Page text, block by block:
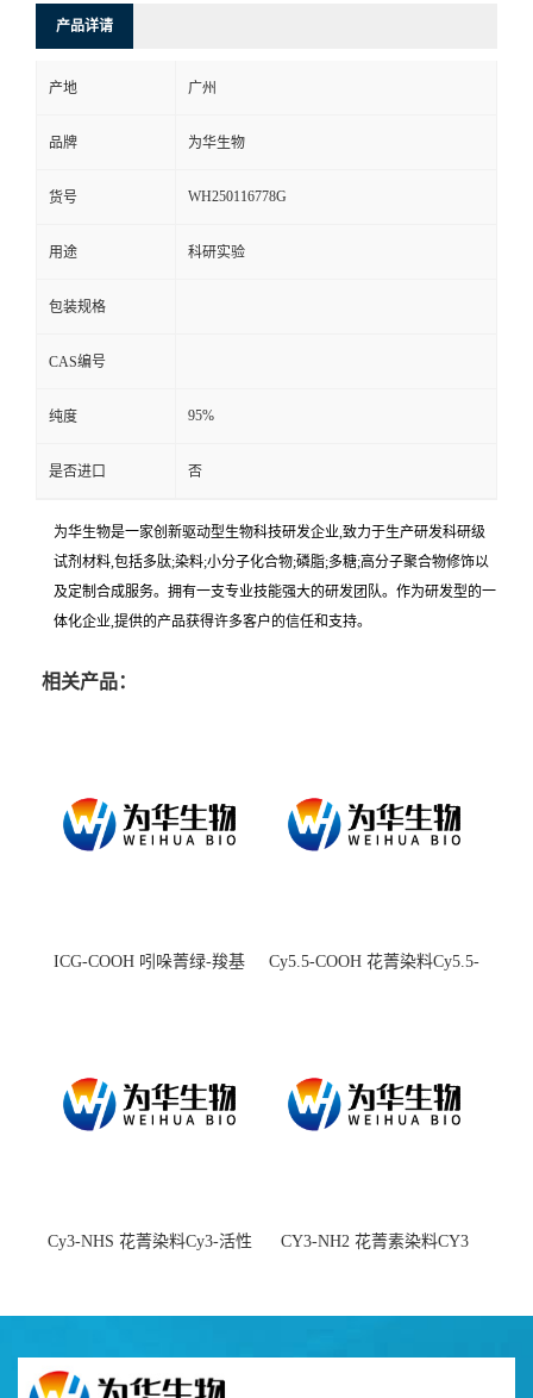
产品详请
产地 广州
品牌 为华生物
货号 WH250116778G
用途 科研实验
包装规格
CAS编号
纯度 95%
是否进口 否
为华生物是一家创新驱动型生物科技研发企业,致力于生产研发科研级
试剂材料,包括多肽;染料;小分子化合物;磷脂;多糖;高分子聚合物修饰以
及定制合成服务。拥有一支专业技能强大的研发团队。作为研发型的一
体化企业,提供的产品获得许多客户的信任和支持。
相关产品：
ICG-COOH 吲哚菁绿-羧基
Cy5.5-COOH 花菁染料Cy5.5-
Cy3-NHS 花菁染料Cy3-活性
CY3-NH2 花菁素染料CY3